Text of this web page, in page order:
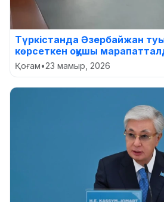
Түркістанда Әзербайжан
көрсеткен оқушы
Қоғам•23 мамыр, 2026